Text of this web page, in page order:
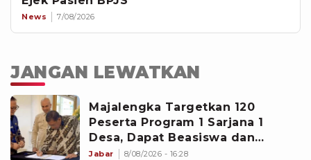
News 7/08/2026
JANGAN LEWATKAN
Majalengka Targetkan 120
Peserta Program 1 Sarjana 1
Desa, Dapat Beasiswa dan
Kesempatan Magang di Jepang
Jabar 8/08/2026 - 16:28